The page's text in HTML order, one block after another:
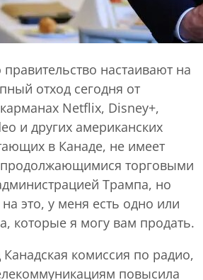
настаивают на
отход сегодня от
Netflix, Disney+,
и других американских
в Канаде, не имеет
торговыми
Трампа, но
это, у меня есть одно или
которые я могу вам продать.
комиссия по радио,
повысила